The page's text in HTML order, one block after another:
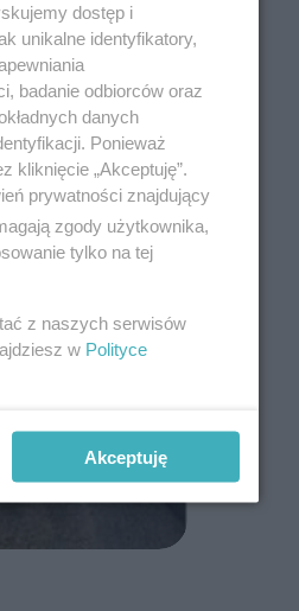
dostęp i
unikalne identyfikatory,
badanie odbiorców oraz
danych
Ponieważ
kliknięcie „Akceptuję”.
prywatności znajdujący
zgody użytkownika,
tylko na tej
z naszych serwisów
w Polityce
Akceptuję